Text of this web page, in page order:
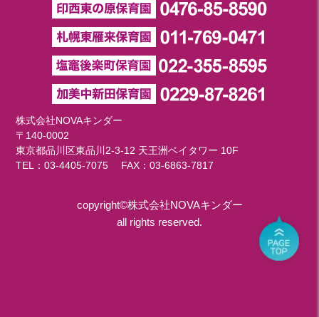
株式会社NOVAキンダー
〒140-0002
東京都品川区東品川2-3-12 天王洲ベイタワー 10F
TEL：03-4405-7075 FAX：03-6863-7817
copyright©株式会社NOVAキンダー
all rights reserved.